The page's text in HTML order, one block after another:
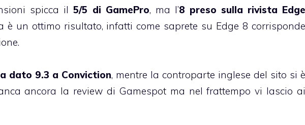
spicca il5/5 di GamePro, ma l’8 preso sulla rivista Edge
è un ottimo risultato, infatti come saprete su Edge 8 corrisponde
dato 9.3 a Conviction, mentre la controparte inglese del sito si è
ancora la review di Gamespot ma nel frattempo vi lascio ai